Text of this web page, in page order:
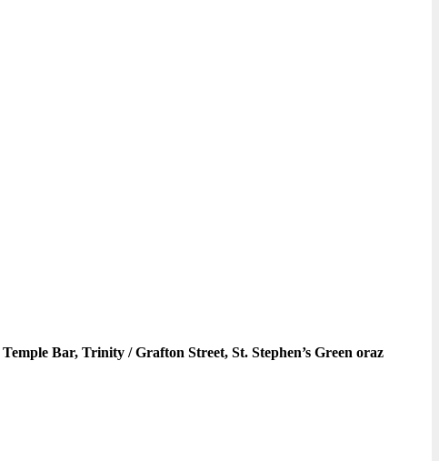
Temple Bar, Trinity / Grafton Street, St. Stephen’s Green oraz